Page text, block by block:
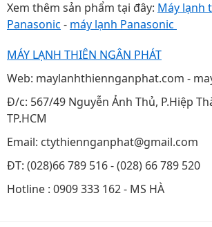
Xem thêm sản phẩm tại đây: Máy lạnh
Panasonic - máy lạnh Panasonic
MÁY LẠNH THIÊN NGÂN PHÁT
Web: maylanhthiennganphat.com -
Đ/c: 567/49 Nguyễn Ảnh Thủ, P.Hiệp
TP.HCM
Email: ctythiennganphat@gmail.com
ĐT: (028)66 789 516 - (028) 66 789 520
Hotline : 0909 333 162 - MS HÀ